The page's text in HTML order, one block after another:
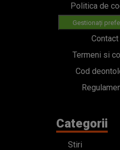
Politica de
Gestionați
Contact
Termeni si
Cod
Categorii
Stiri